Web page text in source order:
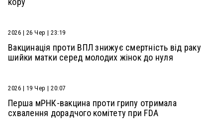
2026 | 26 Чер | 23:19
Вакцинація проти ВПЛ знижує смертність від раку
шийки матки серед молодих жінок до нуля
2026 | 19 Чер | 20:07
Перша мРНК-вакцина проти грипу отримала
схвалення дорадчого комітету при FDA